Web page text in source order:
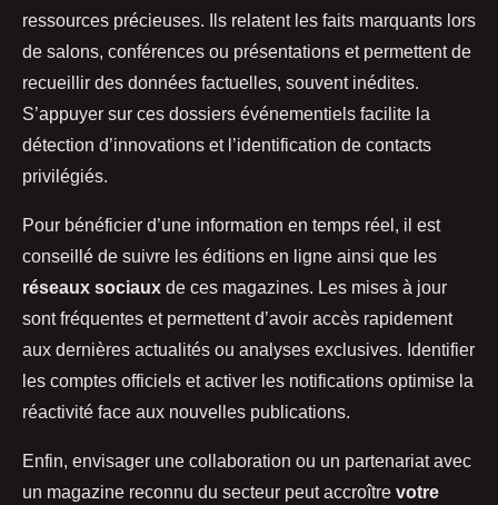
ressources précieuses. Ils relatent les faits marquants lors
de salons, conférences ou présentations et permettent de
recueillir des données factuelles, souvent inédites.
S’appuyer sur ces dossiers événementiels facilite la
détection d’innovations et l’identification de contacts
privilégiés.
Pour bénéficier d’une information en temps réel, il est
conseillé de suivre les éditions en ligne ainsi que les
réseaux sociaux de ces magazines. Les mises à jour
sont fréquentes et permettent d’avoir accès rapidement
aux dernières actualités ou analyses exclusives. Identifier
les comptes officiels et activer les notifications optimise la
réactivité face aux nouvelles publications.
Enfin, envisager une collaboration ou un partenariat avec
un magazine reconnu du secteur peut accroître votre